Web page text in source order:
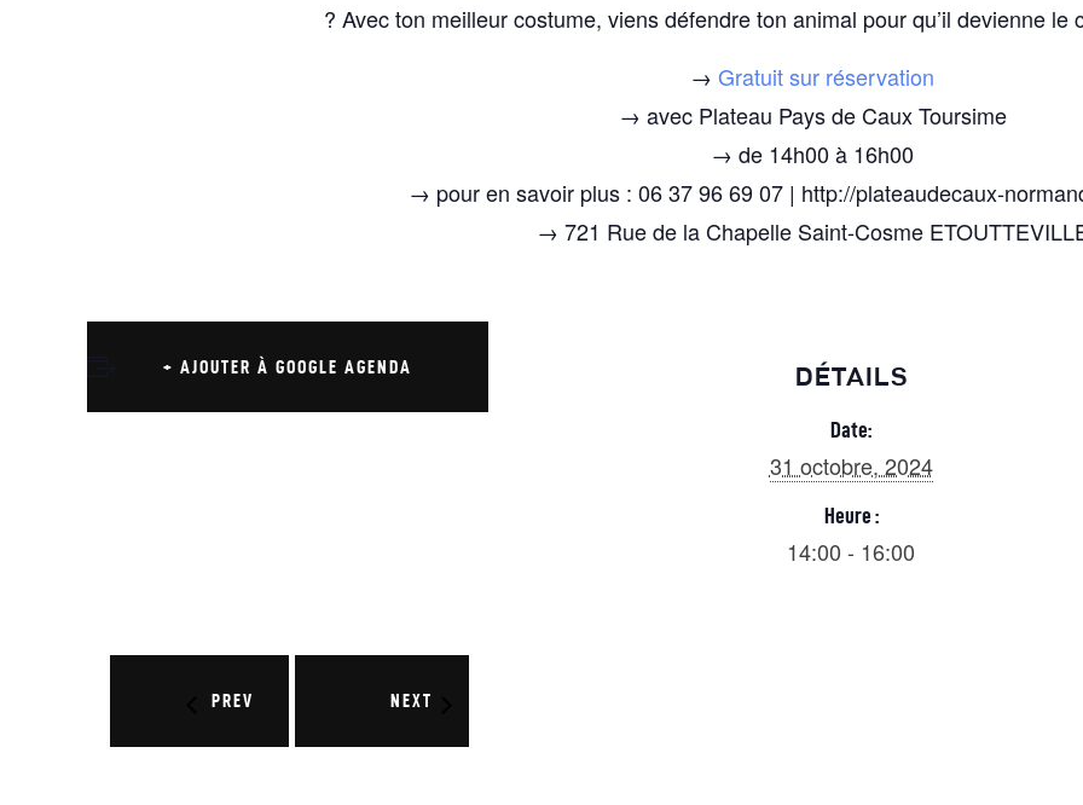
? Avec ton meilleur costume, viens défendre ton animal pour qu’il devienne le
→ Gratuit sur réservation
→ avec Plateau Pays de Caux Toursime
→ de 14h00 à 16h00
→ pour en savoir plus : 06 37 96 69 07 | http://plateaudecaux-
→ 721 Rue de la Chapelle Saint-Cosme
+ AJOUTER À GOOGLE AGENDA DÉTAILS
Date:
31 octobre, 2024
Heure :
14:00 - 16:00
PREV NEXT